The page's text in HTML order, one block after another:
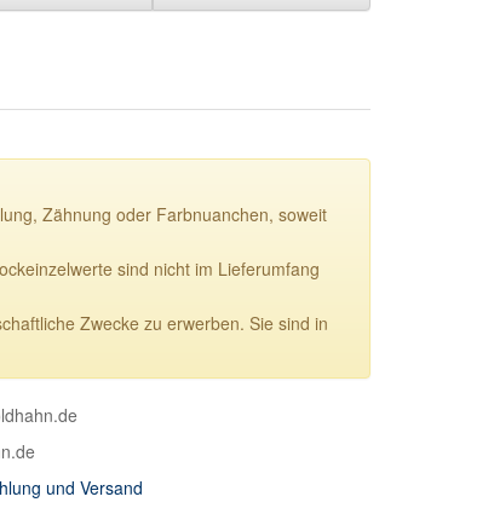
Zähnung oder Farbnuanchen, soweit
sind nicht im Lieferumfang
Zwecke zu erwerben. Sie sind in
und Versand